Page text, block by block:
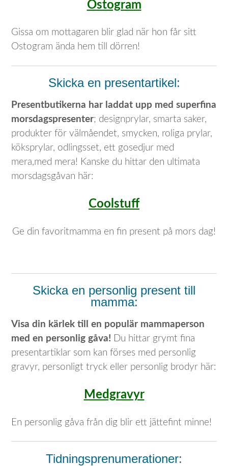
Ostogram
Gissa om mottagaren blir glad när hon får sitt
Ostogram ända hem till dörren!
Skicka en presentartikel:
Presentbutikerna har laddat upp med superfina
morsdagspresenter; designprylar, smarta saker,
produkter för välmåendet, smycken, roliga prylar,
köksprylar, odlingsset, ett gosedjur med
mera,med mera! Kanske du hittar den ultimata
morsdagsgåvan här:
Coolstuff
Ge din favoritmamma en fin present på mors dag!
Skicka en personlig present till
mamma:
Visa din kärlek till en populär mammaperson
med en personlig gåva! Du hittar grymt fina
presentartiklar som kan förses med personlig
gravyr, personligt tryck eller personlig brodyr här:
Medgravyr
En personlig gåva från dig blir ett jättefint minne!
Tidningsprenumerationer: